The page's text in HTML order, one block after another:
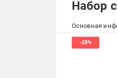
Набор
Основная